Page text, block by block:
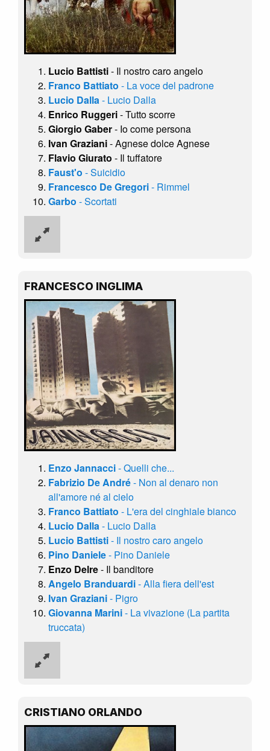
Lucio Battisti- Il nostro caro angelo
Franco Battiato - La voce del padrone
Lucio Dalla- Lucio Dalla
Enrico Ruggeri- Tutto scorre
Giorgio Gaber- Io come persona
Ivan Graziani- Agnese dolce Agnese
Flavio Giurato - Il tuffatore
Faust'o - Suicidio
Francesco De Gregori- Rimmel
Garbo - Scortati
FRANCESCO INGLIMA
Enzo Jannacci- Quelli che...
Fabrizio De André- Non al denaro non
all'amore né al cielo
Franco Battiato - L'era del cinghiale bianco
Lucio Dalla- Lucio Dalla
Lucio Battisti- Il nostro caro angelo
Pino Daniele- Pino Daniele
Enzo Delre- Il banditore
Angelo Branduardi- Alla fiera dell'est
Ivan Graziani- Pigro
Giovanna Marini- La vivazione (La partita
truccata)
CRISTIANO ORLANDO